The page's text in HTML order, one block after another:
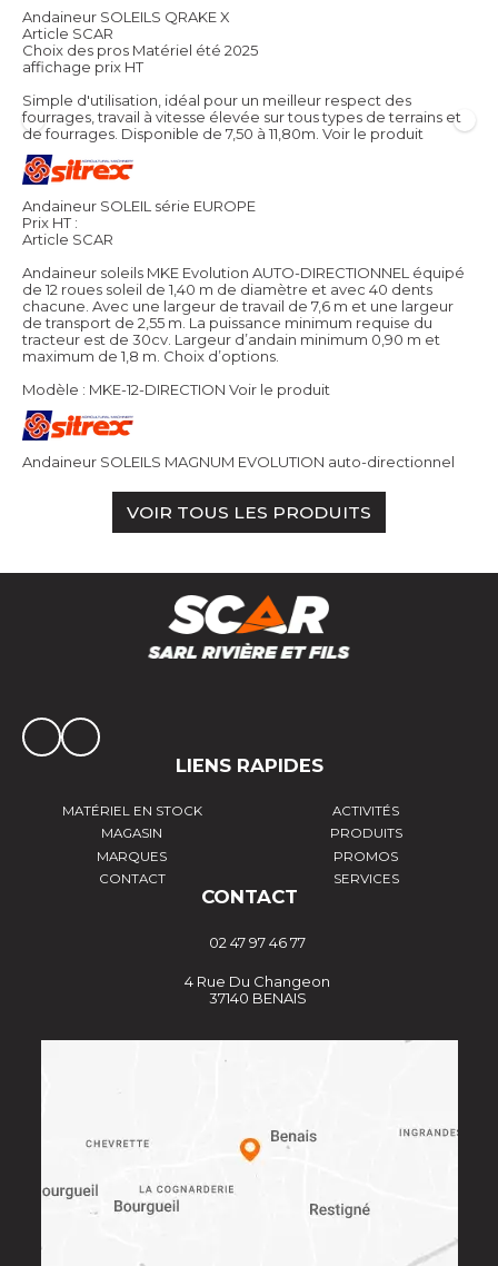
Andaineur SOLEILS QRAKE X
Article SCAR
Choix des pros Matériel été 2025
affichage prix HT
Simple d'utilisation, idéal pour un meilleur respect des
fourrages, travail à vitesse élevée sur tous types de terrains et
de fourrages. Disponible de 7,50 à 11,80m. Voir le produit
Andaineur SOLEIL série EUROPE
Prix HT :
Article SCAR
Andaineur soleils MKE Evolution AUTO-DIRECTIONNEL équipé
de 12 roues soleil de 1,40 m de diamètre et avec 40 dents
chacune. Avec une largeur de travail de 7,6 m et une largeur
de transport de 2,55 m. La puissance minimum requise du
tracteur est de 30cv. Largeur d’andain minimum 0,90 m et
maximum de 1,8 m. Choix d’options.
Modèle : MKE-12-DIRECTION Voir le produit
Andaineur SOLEILS MAGNUM EVOLUTION auto-directionnel
VOIR TOUS LES PRODUITS
LIENS RAPIDES
MATÉRIEL EN STOCK
ACTIVITÉS
MAGASIN
PRODUITS
MARQUES
PROMOS
CONTACT
SERVICES
CONTACT
02 47 97 46 77
4 Rue Du Changeon
37140 BENAIS